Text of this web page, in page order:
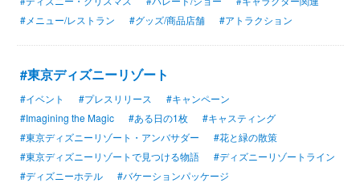
#メニュー/レストラン
#グッズ/商品店舗 #アトラクション
#東京ディズニーリゾート
#イベント #プレスリリース
#キャンペーン
#Imagining the Magic
#ある日の1枚
#キャスティング
#東京ディズニーリゾート・アンバサダー
#花と緑の散策
#東京ディズニーリゾートで見つける物語
#ディズニーリゾートライン
#ディズニーホテル
#バケーションパッケージ